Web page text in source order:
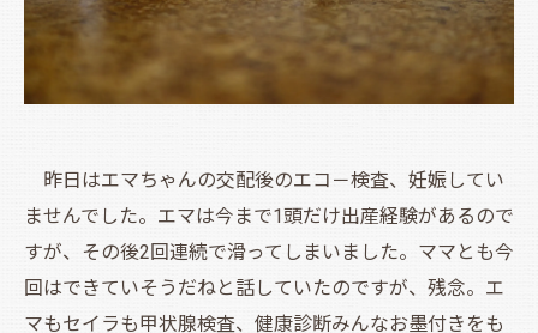
昨日はエマちゃんの交配後のエコ－検査、妊娠してい
ませんでした。エマは今まで1頭だけ出産経験があるので
すが、その後2回連続で滑ってしまいました。ママとも今
回はできていそうだねと話していたのですが、残念。エ
マもセイラも甲状腺検査、健康診断みんなお墨付きをも